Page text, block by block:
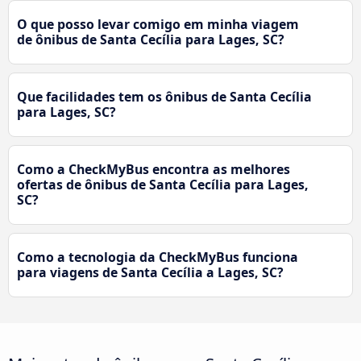
O que posso levar comigo em minha viagem
de ônibus de Santa Cecília para Lages, SC?
Que facilidades tem os ônibus de Santa Cecília
para Lages, SC?
Como a CheckMyBus encontra as melhores
ofertas de ônibus de Santa Cecília para Lages,
SC?
Como a tecnologia da CheckMyBus funciona
para viagens de Santa Cecília a Lages, SC?